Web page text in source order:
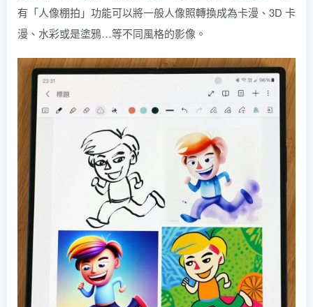
有「人像棚拍」功能可以將一般人像照轉換成為卡漫、3D 卡
漫、水彩或是塗鴉…等不同風格的影像。